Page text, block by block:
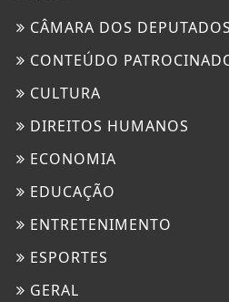
CÂMARA DOS DEPUTADOS
CONTEÚDO
CULTURA
DIREITOS HUMANOS
ECONOMIA
EDUCAÇÃO
ENTRETENIMENTO
ESPORTES
GERAL